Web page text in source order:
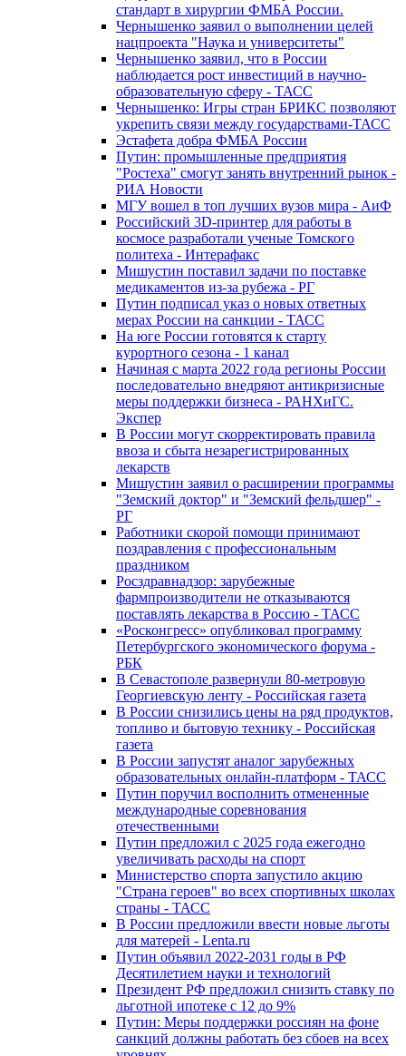
стандарт в хирургии ФМБА России.
Чернышенко заявил о выполнении целей
нацпроекта "Наука и университеты"
Чернышенко заявил, что в России
наблюдается рост инвестиций в научно-
образовательную сферу - ТАСС
Чернышенко: Игры стран БРИКС позволяют
укрепить связи между государствами-ТАСС
Эстафета добра ФМБА России
Путин: промышленные предприятия
"Ростеха" смогут занять внутренний рынок -
РИА Новости
МГУ вошел в топ лучших вузов мира - АиФ
Российский 3D-принтер для работы в
космосе разработали ученые Томского
политеха - Интерафакс
Мишустин поставил задачи по поставке
медикаментов из-за рубежа - РГ
Путин подписал указ о новых ответных
мерах России на санкции - ТАСС
На юге России готовятся к старту
курортного сезона - 1 канал
Начиная с марта 2022 года регионы России
последовательно внедряют антикризисные
меры поддержки бизнеса - РАНХиГС.
Экспер
В России могут скорректировать правила
ввоза и сбыта незарегистрированных
лекарств
Мишустин заявил о расширении программы
"Земский доктор" и "Земский фельдшер" -
РГ
Работники скорой помощи принимают
поздравления с профессиональным
праздником
Росздравнадзор: зарубежные
фармпроизводители не отказываются
поставлять лекарства в Россию - ТАСС
«Росконгресс» опубликовал программу
Петербургского экономического форума -
РБК
В Севастополе развернули 80-метровую
Георгиевскую ленту - Российская газета
В России снизились цены на ряд продуктов,
топливо и бытовую технику - Российская
газета
В России запустят аналог зарубежных
образовательных онлайн-платформ - ТАСС
Путин поручил восполнить отмененные
международные соревнования
отечественными
Путин предложил с 2025 года ежегодно
увеличивать расходы на спорт
Министерство спорта запустило акцию
"Страна героев" во всех спортивных школах
страны - ТАСС
В России предложили ввести новые льготы
для матерей - Lenta.ru
Путин объявил 2022-2031 годы в РФ
Десятилетием науки и технологий
Президент РФ предложил снизить ставку по
льготной ипотеке с 12 до 9%
Путин: Меры поддержки россиян на фоне
санкций должны работать без сбоев на всех